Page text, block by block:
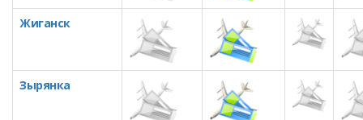
Жиганск
Зырянка